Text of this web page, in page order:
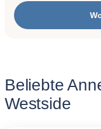
Beliebte
Westside